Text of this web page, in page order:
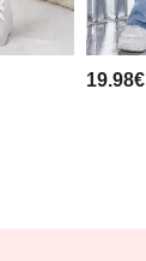
19.98€